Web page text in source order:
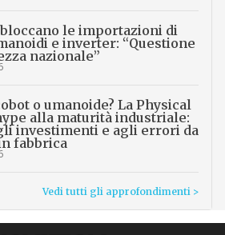
bloccano le importazioni di
e inverter: “Questione
nazionale”
o umanoide? La Physical
alla maturità industriale:
investimenti e agli errori da
fabbrica
Vedi tutti gli approfondimenti >